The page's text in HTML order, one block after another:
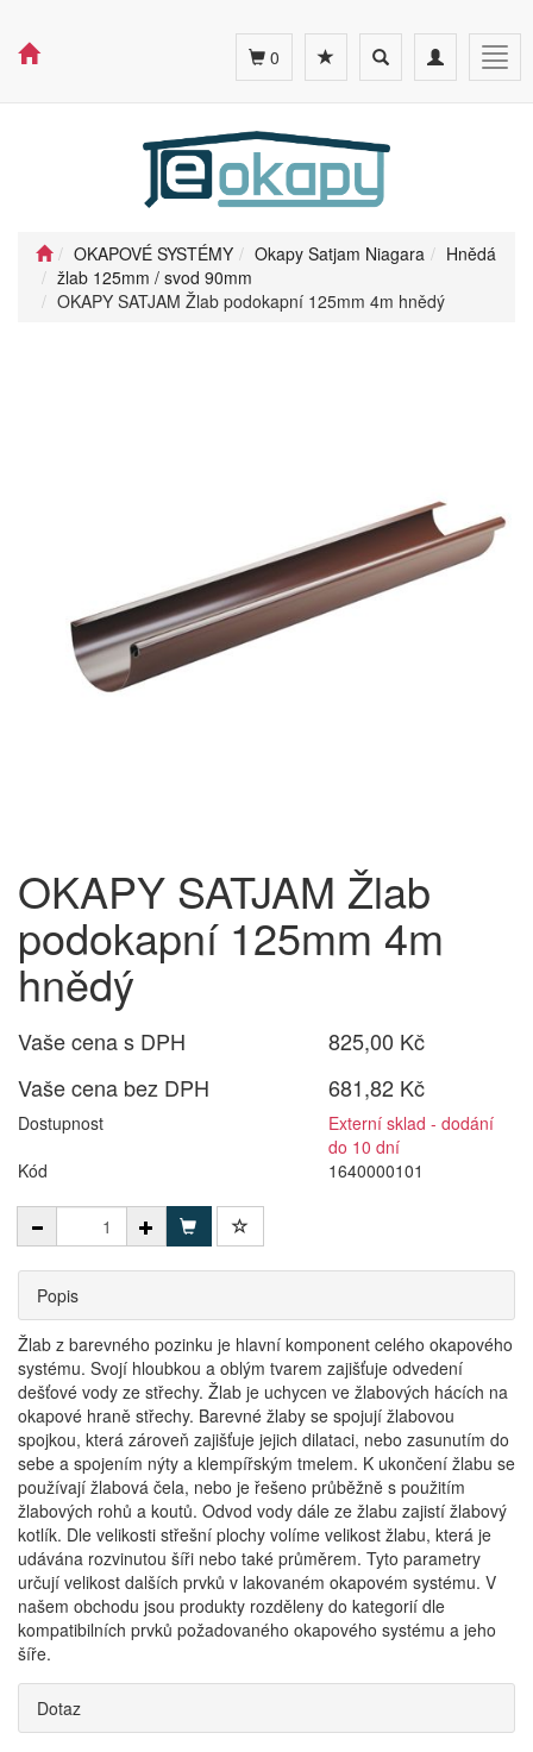
Toggle
navigation
Toggle
search
0
OKAPOVÉ SYSTÉMY Okapy Satjam Niagara
Hnědá
žlab 125mm / svod 90mm
OKAPY SATJAM Žlab podokapní 125mm 4m hnědý
OKAPY SATJAM Žlab
podokapní 125mm 4m
hnědý
Vaše cena s DPH
825,00 Kč
Vaše cena bez DPH
681,82 Kč
Dostupnost
Externí sklad - dodání
do 10 dní
Kód
1640000101
Popis
Žlab z barevného pozinku je hlavní komponent celého okapového
systému. Svojí hloubkou a oblým tvarem zajišťuje odvedení
dešťové vody ze střechy. Žlab je uchycen ve žlabových hácích na
okapové hraně střechy. Barevné žlaby se spojují žlabovou
spojkou, která zároveň zajišťuje jejich dilataci, nebo zasunutím do
sebe a spojením nýty a klempířským tmelem. K ukončení žlabu se
používají žlabová čela, nebo je řešeno průběžně s použitím
žlabových rohů a koutů. Odvod vody dále ze žlabu zajistí žlabový
kotlík. Dle velikosti střešní plochy volíme velikost žlabu, která je
udávána rozvinutou šíři nebo také průměrem. Tyto parametry
určují velikost dalších prvků v lakovaném okapovém systému. V
našem obchodu jsou produkty rozděleny do kategorií dle
kompatibilních prvků požadovaného okapového systému a jeho
šíře.
Dotaz